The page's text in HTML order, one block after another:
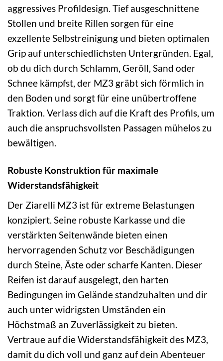
aggressives Profildesign. Tief ausgeschnittene
Stollen und breite Rillen sorgen für eine
exzellente Selbstreinigung und bieten optimalen
Grip auf unterschiedlichsten Untergründen. Egal,
ob du dich durch Schlamm, Geröll, Sand oder
Schnee kämpfst, der MZ3 gräbt sich förmlich in
den Boden und sorgt für eine unübertroffene
Traktion. Verlass dich auf die Kraft des Profils, um
auch die anspruchsvollsten Passagen mühelos zu
bewältigen.
Robuste Konstruktion für maximale
Widerstandsfähigkeit
Der Ziarelli MZ3 ist für extreme Belastungen
konzipiert. Seine robuste Karkasse und die
verstärkten Seitenwände bieten einen
hervorragenden Schutz vor Beschädigungen
durch Steine, Äste oder scharfe Kanten. Dieser
Reifen ist darauf ausgelegt, den harten
Bedingungen im Gelände standzuhalten und dir
auch unter widrigsten Umständen ein
Höchstmaß an Zuverlässigkeit zu bieten.
Vertraue auf die Widerstandsfähigkeit des MZ3,
damit du dich voll und ganz auf dein Abenteuer